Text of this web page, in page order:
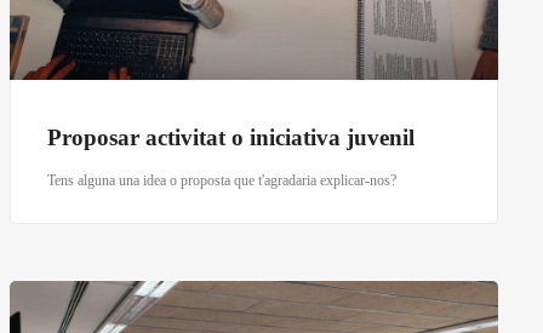
Proposar activitat o iniciativa juvenil
Tens alguna una idea o proposta que t'agradaria explicar-nos?